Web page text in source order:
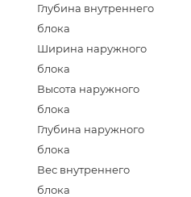
Глубина внутреннего
блока
Ширина наружного
блока
Высота наружного
блока
Глубина наружного
блока
Вес внутреннего
блока